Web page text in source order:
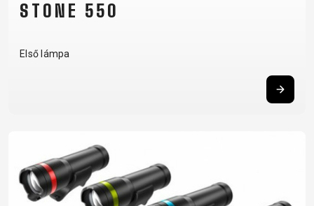
STONE 550
Első lámpa